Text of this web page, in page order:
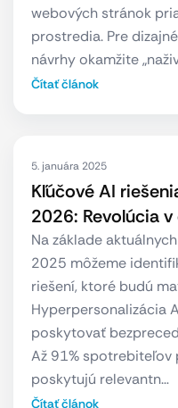
webových stránok
prostredia. Pre
návrhy okamžite
Čítať článok
5. januára 2025
Kľúčové AI
2026: Revolúcia
Na základe
2025 môžeme
riešení, ktoré budú
Hyperpersonalizácia
poskytovať
Až 91% spotrebiteľov
poskytujú relevantn…
Čítať článok